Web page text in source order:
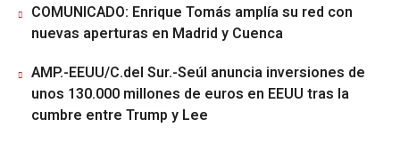
COMUNICADO: Enrique Tomás amplía su red con
nuevas aperturas en Madrid y Cuenca
AMP.-EEUU/C.del Sur.-Seúl anuncia inversiones de
unos 130.000 millones de euros en EEUU tras la
cumbre entre Trump y Lee